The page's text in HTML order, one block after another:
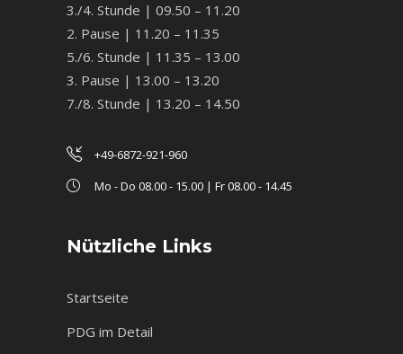
3./4. Stunde | 09.50 – 11.20
2. Pause | 11.20 – 11.35
5./6. Stunde | 11.35 – 13.00
3. Pause | 13.00 – 13.20
7./8. Stunde | 13.20 – 14.50
+49-6872-921-960
Mo - Do 08.00 - 15.00 | Fr 08.00 - 14.45
Nützliche Links
Startseite
PDG im Detail